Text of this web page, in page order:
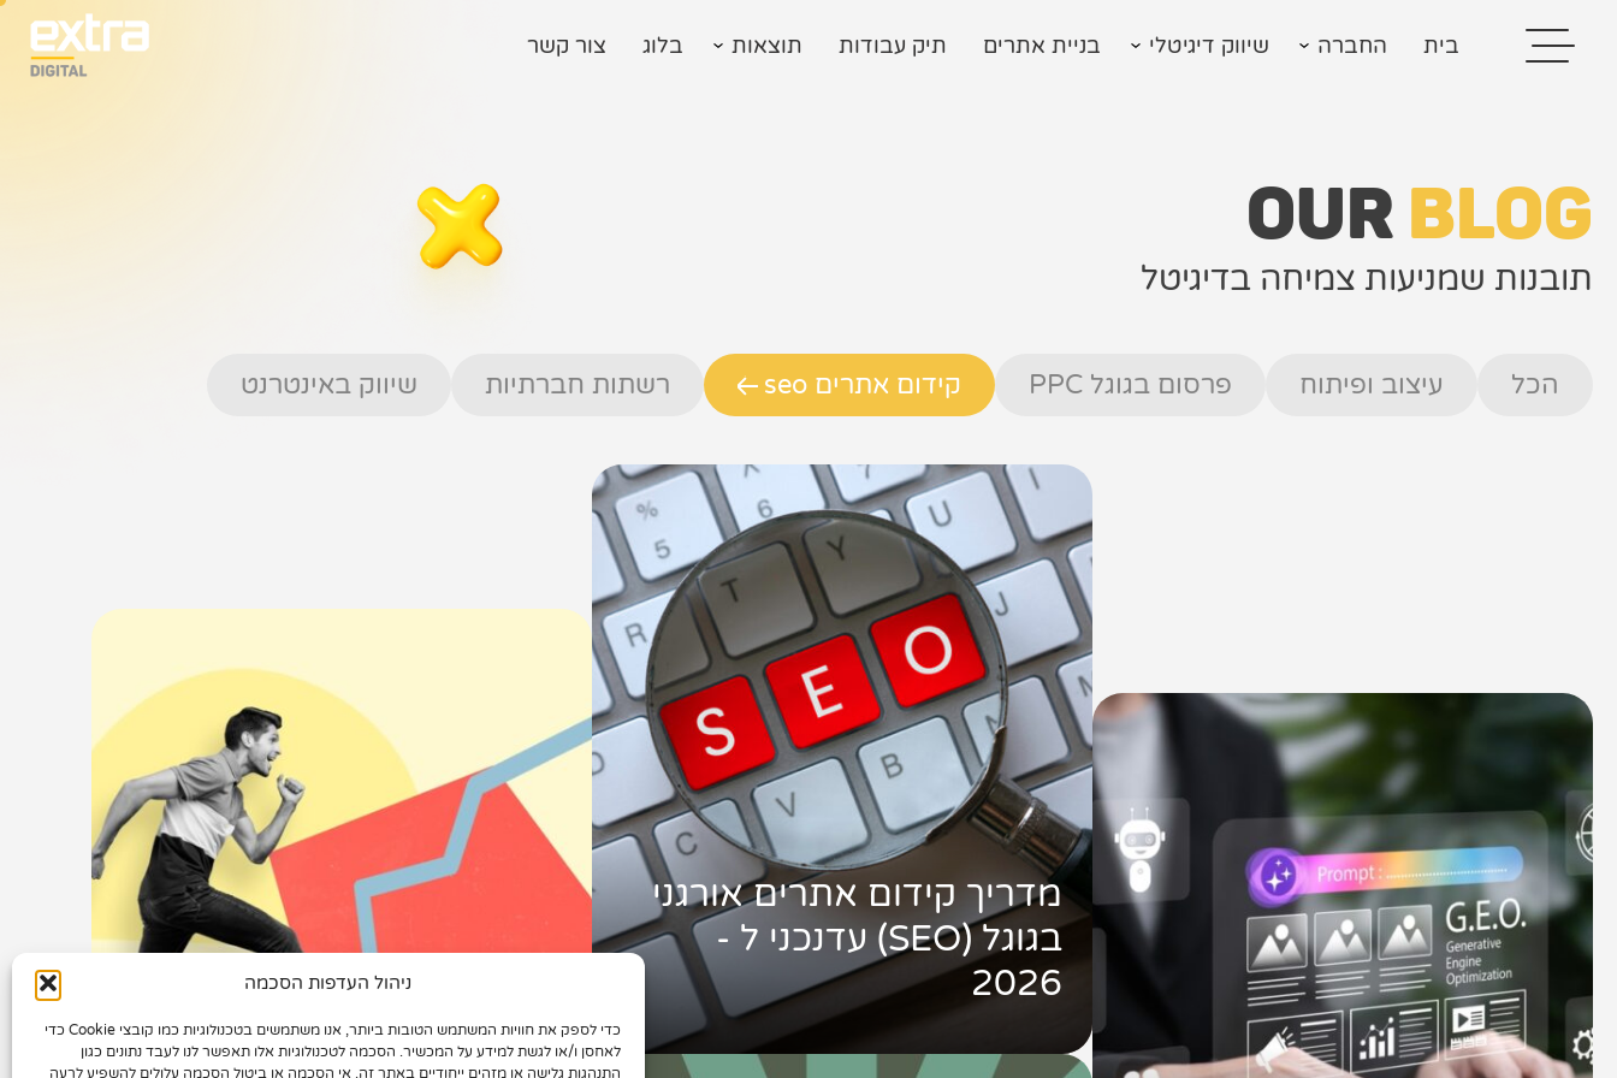
ניהול העדפות הסכמה
כדי לספק את חוויות המשתמש הטובות ביותר, אנו משתמשים בטכנולוגיות כמו קובצי Cookie כדי
לאחסן ו/או לגשת למידע על המכשיר. הסכמה לטכנולוגיות אלו תאפשר לנו לעבד נתונים כגון
התנהגות גלישה או מזהים ייחודיים באתר זה. אי הסכמה או ביטול הסכמה עלולים להשפיע לרעה
בית החברה שיווק דיגיטלי בניית אתרים תיק עבודות תוצאות בלוג צור קשר
בית
קידום אתרים
צור קשר
073-7028000
הפלד 7, חולון
info@extra.co.il
OUR BLOG
תובנות שמניעות צמיחה בדיגיטל
הכל עיצוב ופיתוח פרסום בגוגל PPC קידום אתרים seo רשתות חברתיות שיווק באינטרנט
מדריך קידום אתרים אורגני
בגוגל (SEO) עדנכני ל -
2026
קידום אתרים בגוגל SEO
בשילוב קידום GEO –